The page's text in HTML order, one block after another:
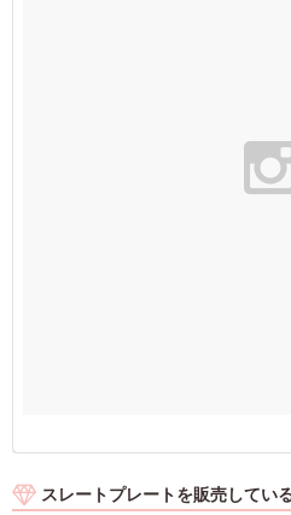
スレートプレートを販売してい